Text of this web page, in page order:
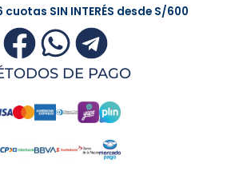
cuotas SIN INTERÉS desde S/600
DE PAGO